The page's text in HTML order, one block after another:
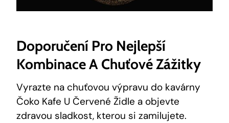
Doporučení Pro Nejlepší
Kombinace A Chuťové Zážitky
Vyrazte na chuťovou výpravu do kavárny
Čoko Kafe U Červené Židle a objevte
zdravou sladkost, kterou si zamilujete.